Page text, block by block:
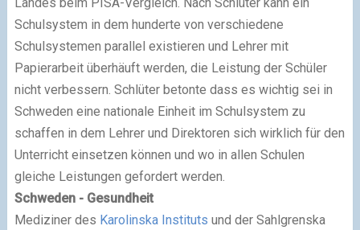
Schulsystem in dem hunderte von verschiedene
Schulsystemen parallel existieren und Lehrer mit
Papierarbeit überhäuft werden, die Leistung der Schüler
nicht verbessern. Schlüter betonte dass es wichtig sei in
Schweden eine nationale Einheit im Schulsystem zu
schaffen in dem Lehrer und Direktoren sich wirklich für den
Unterricht einsetzen können und wo in allen Schulen
gleiche Leistungen gefordert werden.
Schweden - Gesundheit
Mediziner des Karolinska Instituts und der Sahlgrenska